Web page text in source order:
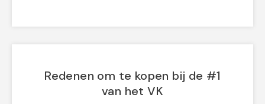
Redenen om te kopen bij de #1
van het VK